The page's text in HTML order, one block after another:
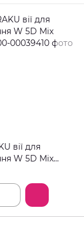
вії для
W 5D Mix